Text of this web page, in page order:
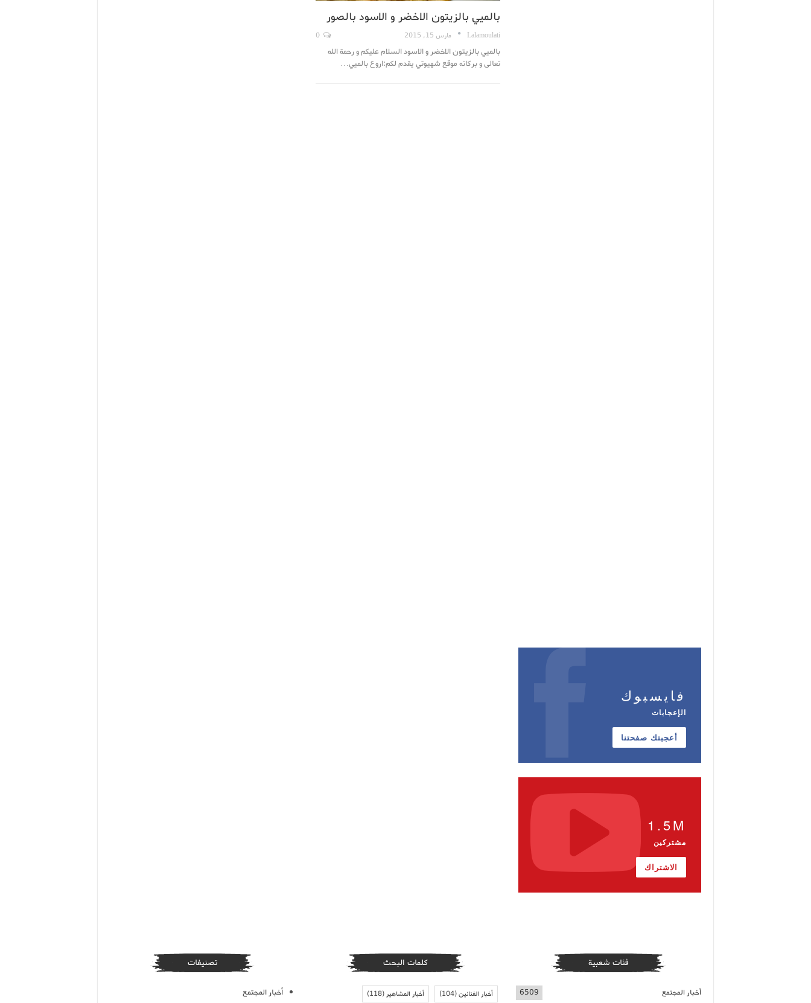
بالميي بالزيتون الاخضر و الاسود بالصور
Lalamoulati مارس 15, 2015
بالميي بالزيتون الاخضر و الاسود السلام عليكم و رحمة الله
تعالى و بركاته موقع شهيوتي يقدم لكم:اروع بالميي…
فايسبوك
الإعجابات
أعجبتك صفحتنا
1.5M
مشتركين
الاشتراك
فئات شعبية
أخبار المجتمع 6509
كلمات البحث
أخبار الفنانين(104) أخبار المشاهير(118)
تصنيفات
أخبار المجتمع